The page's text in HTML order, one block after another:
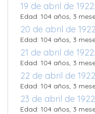
19 de abril de 1922:
Edad: 104 años, 3
20 de abril de
Edad: 104 años, 3
21 de abril de 1922:
Edad: 104 años, 3
22 de abril de
Edad: 104 años, 3
23 de abril de
Edad: 104 años, 3